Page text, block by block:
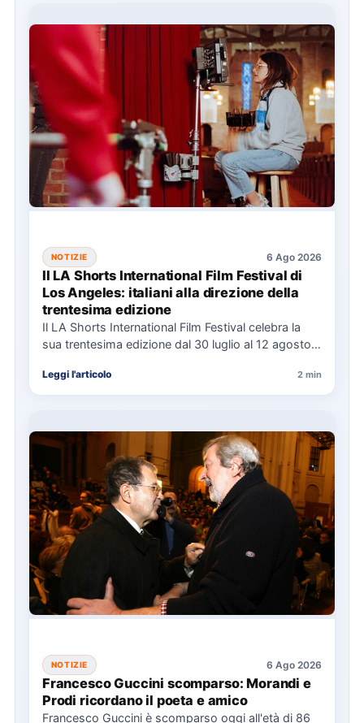
NOTIZIE 6 Ago 2026
Il LA Shorts International Film Festival di
Los Angeles: italiani alla direzione della
trentesima edizione
Il LA Shorts International Film Festival celebra la
sua trentesima edizione dal 30 luglio al 12 agosto,
Leggi l'articolo 2 min
NOTIZIE 6 Ago 2026
Francesco Guccini scomparso: Morandi e
Prodi ricordano il poeta e amico
Francesco Guccini è scomparso oggi all'età di 86